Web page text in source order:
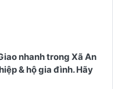
nhanh trong Xã An
& hộ gia đình. Hãy